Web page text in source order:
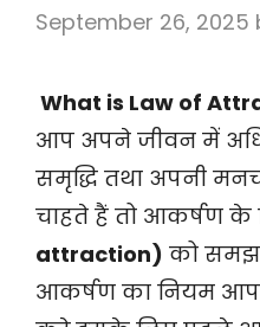
September 26, 2025
What is Law of
आप अपने जीवन में
समृद्धि तथा अपनी
चाहते हैं तो आकर्षण के
attraction) को
आकर्षण का नियम